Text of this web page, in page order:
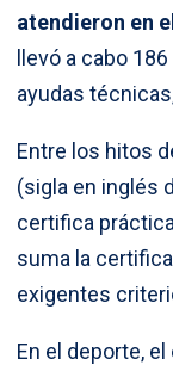
atendieron en
llevó a cabo
ayudas
Entre los hitos
(sigla en inglés
certifica
suma la
exigentes
En el deporte, el